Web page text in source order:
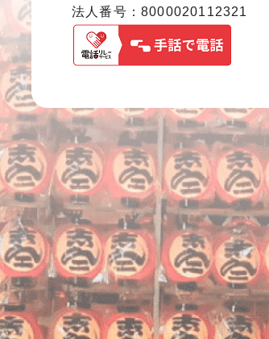
法人番号：8000020112321